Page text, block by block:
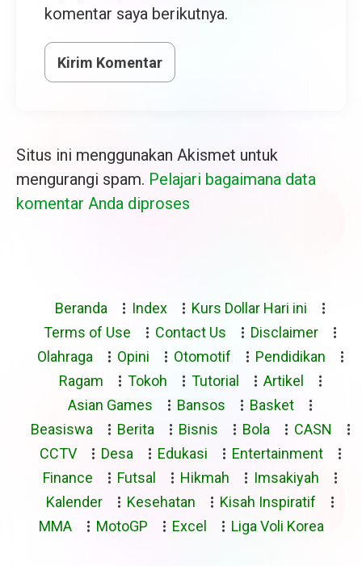
komentar saya berikutnya.
Situs ini menggunakan Akismet untuk
mengurangi spam. Pelajari bagaimana data
komentar Anda diproses
Beranda Index
Kurs Dollar Hari ini
Terms of Use
Contact Us
Disclaimer
Olahraga
Opini Otomotif
Pendidikan
Ragam
Tokoh Tutorial
Artikel
Asian Games
Bansos
Basket
Beasiswa
Berita Bisnis Bola
CASN
CCTV
Desa Edukasi
Entertainment
Finance
Futsal Hikmah
Imsakiyah
Kalender
Kesehatan
Kisah Inspiratif
MMA
MotoGP Excel Liga Voli Korea